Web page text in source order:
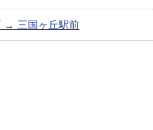
→ 三国ヶ丘駅前